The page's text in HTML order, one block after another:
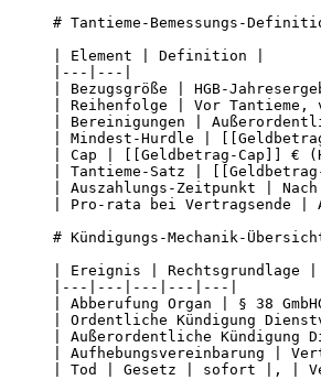
# Tantieme-Bemessungs-
| Element | Definition |
|---|---|
| Bezugsgröße | HGB-
| Reihenfolge | Vor
| Bereinigungen |
| Mindest-Hurdle |
| Cap | [[Geldbetrag-Cap]] €
| Tantieme-Satz |
| Auszahlungs-Zeitpunkt |
| Pro-rata bei Vertragsende |
# Kündigungs-Mechanik-
| Ereignis |
|---|---|---|---|---|
| Abberufung Organ | § 38
| Ordentliche Kündigung
| Außerordentliche
| Aufhebungsvereinbarung |
| Tod | Gesetz | sofort |, |